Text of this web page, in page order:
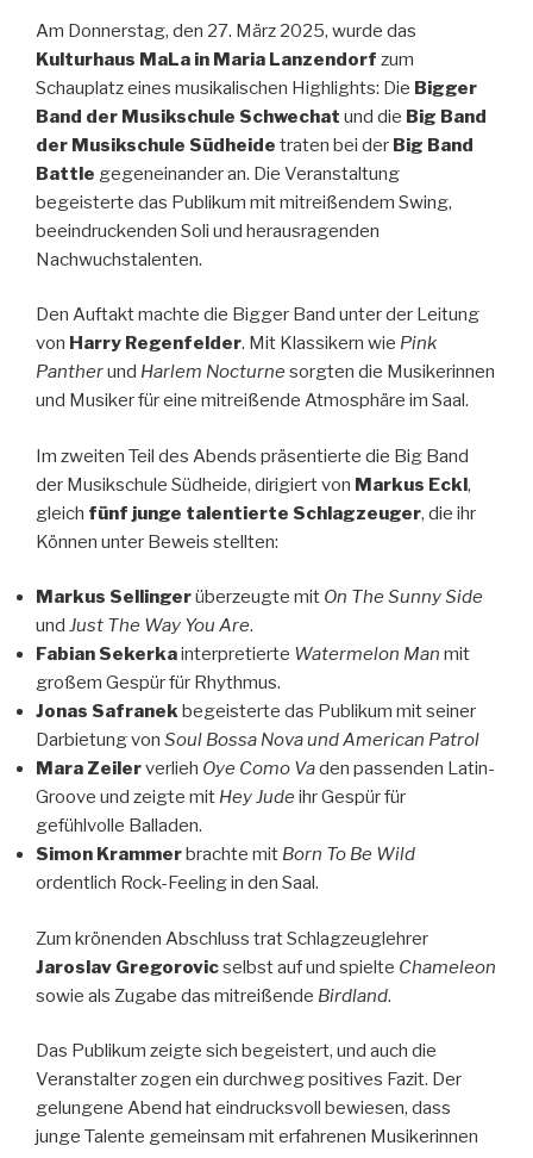
Am Donnerstag, den 27. März 2025, wurde das
Kulturhaus MaLa in Maria Lanzendorf zum
Schauplatz eines musikalischen Highlights: Die Bigger
Band der Musikschule Schwechat und die Big Band
der Musikschule Südheide traten bei der Big Band
Battle gegeneinander an. Die Veranstaltung
begeisterte das Publikum mit mitreißendem Swing,
beeindruckenden Soli und herausragenden
Nachwuchstalenten.
Den Auftakt machte die Bigger Band unter der Leitung
von Harry Regenfelder. Mit Klassikern wie Pink
Pantherund Harlem Nocturne sorgten die Musikerinnen
und Musiker für eine mitreißende Atmosphäre im Saal.
Im zweiten Teil des Abends präsentierte die Big Band
der Musikschule Südheide, dirigiert von Markus Eckl,
gleich fünf junge talentierte Schlagzeuger, die ihr
Können unter Beweis stellten:
Markus Sellingerüberzeugte mit On The Sunny Side
und Just The Way You Are.
Fabian Sekerkainterpretierte Watermelon Man mit
großem Gespür für Rhythmus.
Jonas Safranek begeisterte das Publikum mit seiner
Darbietung von Soul Bossa Nova und American Patrol
Mara Zeilerverlieh Oye Como Vaden passenden Latin-
Groove und zeigte mit Hey Jude ihr Gespür für
gefühlvolle Balladen.
Simon Krammer brachte mit Born To Be Wild
ordentlich Rock-Feeling in den Saal.
Zum krönenden Abschluss trat Schlagzeuglehrer
Jaroslav Gregorovicselbst auf und spielte Chameleon
sowie als Zugabe das mitreißende Birdland.
Das Publikum zeigte sich begeistert, und auch die
Veranstalter zogen ein durchweg positives Fazit. Der
gelungene Abend hat eindrucksvoll bewiesen, dass
junge Talente gemeinsam mit erfahrenen Musikerinnen